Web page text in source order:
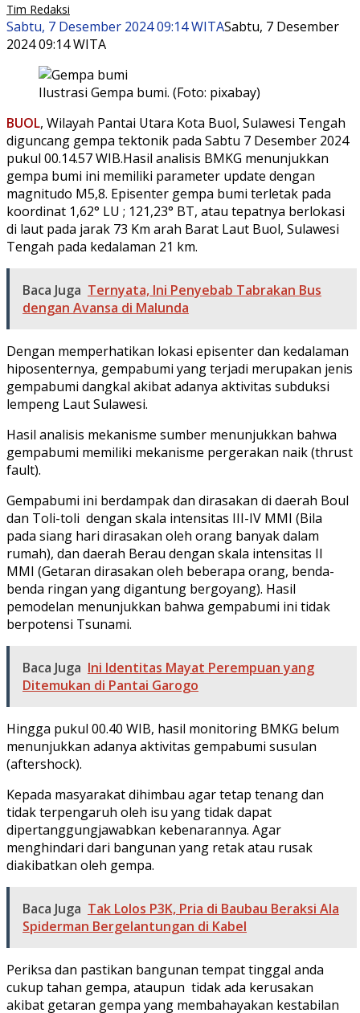
Tim Redaksi
Sabtu, 7 Desember 2024 09:14 WITASabtu, 7 Desember
2024 09:14 WITA
Ilustrasi Gempa bumi. (Foto: pixabay)
BUOL, Wilayah Pantai Utara Kota Buol, Sulawesi Tengah
diguncang gempa tektonik pada Sabtu 7 Desember 2024
pukul 00.14.57 WIB.Hasil analisis BMKG menunjukkan
gempa bumi ini memiliki parameter update dengan
magnitudo M5,8. Episenter gempa bumi terletak pada
koordinat 1,62° LU ; 121,23° BT, atau tepatnya berlokasi
di laut pada jarak 73 Km arah Barat Laut Buol, Sulawesi
Tengah pada kedalaman 21 km.
Baca Juga Ternyata, Ini Penyebab Tabrakan Bus
dengan Avansa di Malunda
Dengan memperhatikan lokasi episenter dan kedalaman
hiposenternya, gempabumi yang terjadi merupakan jenis
gempabumi dangkal akibat adanya aktivitas subduksi
lempeng Laut Sulawesi.
Hasil analisis mekanisme sumber menunjukkan bahwa
gempabumi memiliki mekanisme pergerakan naik (thrust
fault).
Gempabumi ini berdampak dan dirasakan di daerah Boul
dan Toli-toli dengan skala intensitas III-IV MMI (Bila
pada siang hari dirasakan oleh orang banyak dalam
rumah), dan daerah Berau dengan skala intensitas II
MMI (Getaran dirasakan oleh beberapa orang, benda-
benda ringan yang digantung bergoyang). Hasil
pemodelan menunjukkan bahwa gempabumi ini tidak
berpotensi Tsunami.
Baca Juga Ini Identitas Mayat Perempuan yang
Ditemukan di Pantai Garogo
Hingga pukul 00.40 WIB, hasil monitoring BMKG belum
menunjukkan adanya aktivitas gempabumi susulan
(aftershock).
Kepada masyarakat dihimbau agar tetap tenang dan
tidak terpengaruh oleh isu yang tidak dapat
dipertanggungjawabkan kebenarannya. Agar
menghindari dari bangunan yang retak atau rusak
diakibatkan oleh gempa.
Baca Juga Tak Lolos P3K, Pria di Baubau Beraksi Ala
Spiderman Bergelantungan di Kabel
Periksa dan pastikan bangunan tempat tinggal anda
cukup tahan gempa, ataupun tidak ada kerusakan
akibat getaran gempa yang membahayakan kestabilan